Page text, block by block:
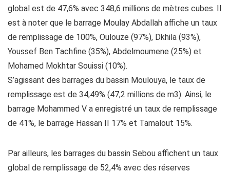
global est de 47,6% avec 348,6 millions de mètres cubes. Il
est à noter que le barrage Moulay Abdallah affiche un taux
de remplissage de 100%, Oulouze (97%), Dkhila (93%),
Youssef Ben Tachfine (35%), Abdelmoumene (25%) et
Mohamed Mokhtar Souissi (10%).
S’agissant des barrages du bassin Moulouya, le taux de
remplissage est de 34,49% (47,2 millions de m3). Ainsi, le
barrage Mohammed V a enregistré un taux de remplissage
de 41%, le barrage Hassan II 17% et Tamalout 15%.
Par ailleurs, les barrages du bassin Sebou affichent un taux
global de remplissage de 52,4% avec des réserves